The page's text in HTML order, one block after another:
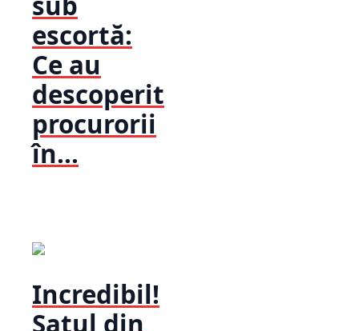
escortă:
Ce au
descoperit
procurorii
în...
Incredibil!
Satul din